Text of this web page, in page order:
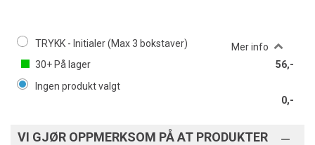
TRYKK - Initialer (Max 3 bokstaver)
Mer info
30+ På lager
56,-
Ingen produkt valgt
0,-
VI GJØR OPPMERKSOM PÅ AT PRODUKTER